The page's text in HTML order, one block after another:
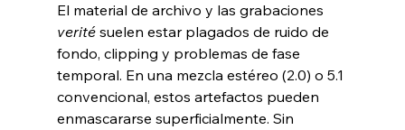
El material de archivo y las grabaciones
verité suelen estar plagados de ruido de
fondo, clipping y problemas de fase
temporal. En una mezcla estéreo (2.0) o 5.1
convencional, estos artefactos pueden
enmascararse superficialmente. Sin